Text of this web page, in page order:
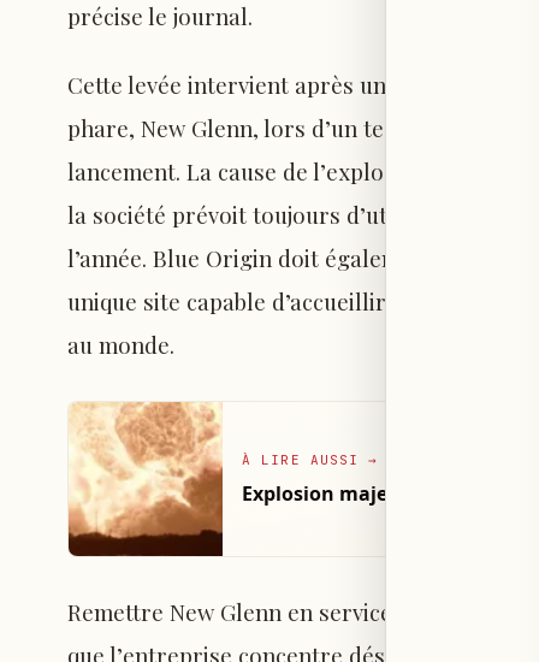
précise le journal.
Cette levée intervient après un revers
phare, New Glenn, lors d’un test fin mai,
lancement. La cause de l’explosion n’était
la société prévoit toujours d’utiliser cette
l’année. Blue Origin doit également
unique site capable d’accueillir ce lanceur,
au monde.
À LIRE AUSSI →
Explosion majeure d'un
Remettre New Glenn en service est une
que l’entreprise concentre désormais tous